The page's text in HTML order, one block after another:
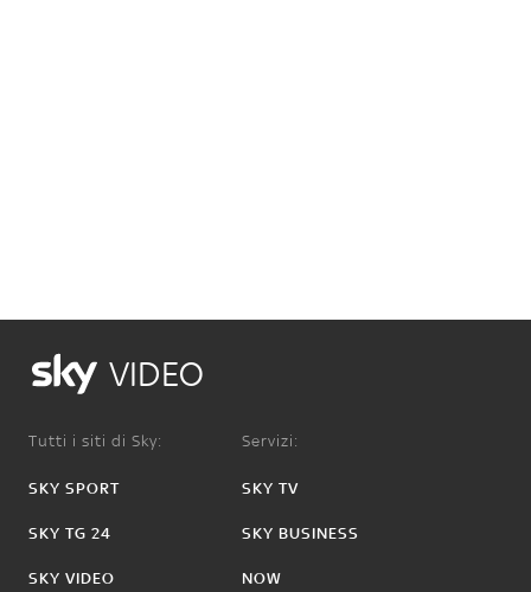
VIDEO
Tutti i siti di Sky:
SKY SPORT
SKY TG 24
SKY VIDEO
Servizi:
SKY TV
SKY BUSINESS
NOW